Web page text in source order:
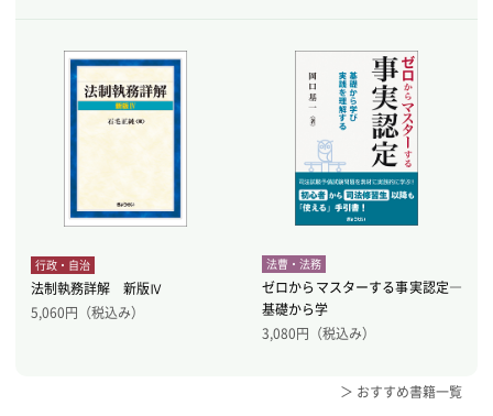
行政・自治
法制執務詳解 新版Ⅳ
5,060円（税込み）
法曹・法務
ゼロからマスターする事実認定―
基礎から学
3,080円（税込み）
＞ おすすめ書籍一覧